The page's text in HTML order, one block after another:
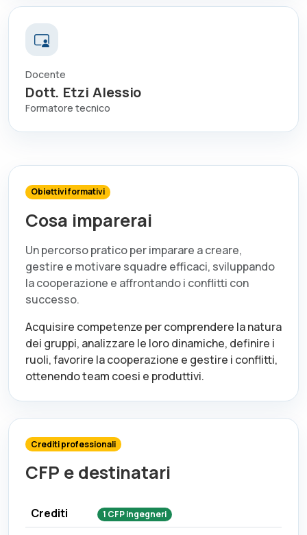
Docente
Dott. Etzi Alessio
Formatore tecnico
Obiettivi formativi
Cosa imparerai
Un percorso pratico per imparare a creare,
gestire e motivare squadre efficaci, sviluppando
la cooperazione e affrontando i conflitti con
successo.
Acquisire competenze per comprendere la natura
dei gruppi, analizzare le loro dinamiche, definire i
ruoli, favorire la cooperazione e gestire i conflitti,
ottenendo team coesi e produttivi.
Crediti professionali
CFP e destinatari
Crediti 1 CFPingegneri